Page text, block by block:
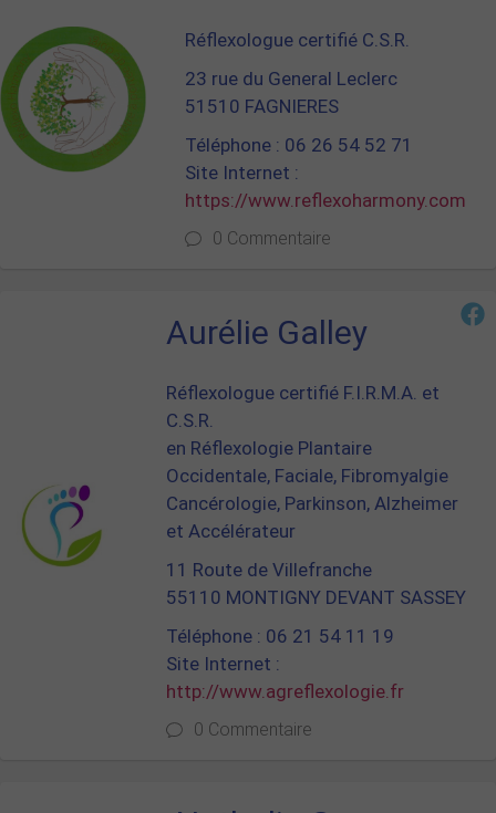
Réflexologue certifié C.S.R.
23 rue du General Leclerc
51510 FAGNIERES
Téléphone : 06 26 54 52 71
Site Internet :
https://www.reflexoharmony.com
0 Commentaire
Aurélie Galley
Réflexologue certifié F.I.R.M.A. et
C.S.R.
en Réflexologie Plantaire
Occidentale, Faciale, Fibromyalgie
Cancérologie, Parkinson, Alzheimer
et Accélérateur
11 Route de Villefranche
55110 MONTIGNY DEVANT SASSEY
Téléphone : 06 21 54 11 19
Site Internet :
http://www.agreflexologie.fr
0 Commentaire